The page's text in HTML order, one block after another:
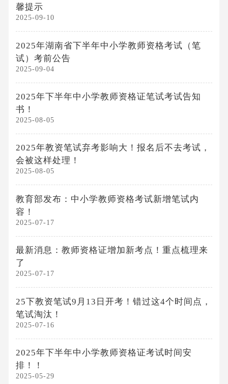
馨提示
2025-09-10
2025年湖南省下半年中小学教师资格考试（笔
试）考前公告
2025-09-04
2025年下半年中小学教师资格证笔试考试告知
书！
2025-08-05
2025年教资笔试弃考影响大！报名后不去考试，
会被这样处理！
2025-08-05
教育部发布：中小学教师资格考试新增笔试内
容！
2025-07-17
最新消息：教师资格证增加新考点！重点梳理来
了
2025-07-17
25下教资笔试9月13日开考！错过这4个时间点，
笔试淘汰！
2025-07-16
2025年下半年中小学教师资格证考试时间安
排！！
2025-05-29